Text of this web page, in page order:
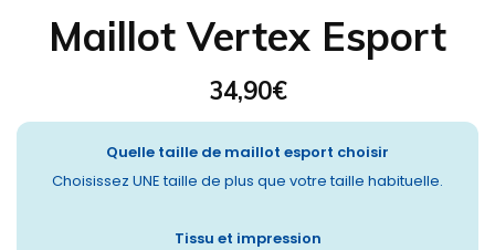
Maillot Vertex Esport
34,90€
Quelle taille de maillot esport choisir
Choisissez UNE taille de plus que votre taille habituelle.
Tissu et impression